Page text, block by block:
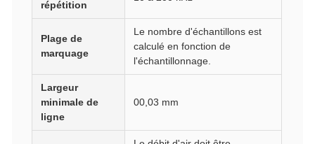
répétition
Plage de
marquage
Le nombre d'échantillons est
calculé en fonction de
l'échantillonnage.
Largeur
minimale de
ligne
00,03 mm